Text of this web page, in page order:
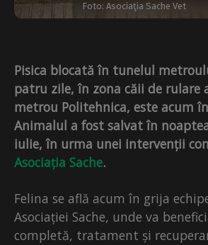
Foto: Asociaţia Sache Vet
Pisica blocată în tunelul
patru zile, în zona căii de rulare
metrou Politehnica, este acum
Animalul a fost salvat în
iulie, în urma unei intervenții
Asociația Sache.
Felina se află acum în grija
Asociației Sache, unde va
completă, tratament și